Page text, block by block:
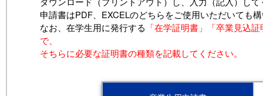
申請書はPDF、EXCELのどちらをご使用いただいても
なお、在学生用に発行する 「在学証明書」「卒業見込
で、
そちらに必要な証明書の種類を記載してください。